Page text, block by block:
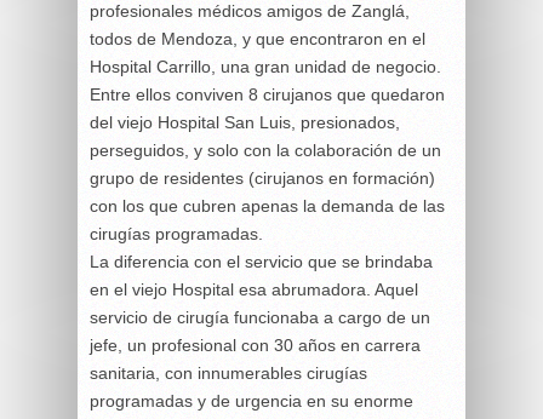
profesionales médicos amigos de Zanglá,
todos de Mendoza, y que encontraron en el
Hospital Carrillo, una gran unidad de negocio.
Entre ellos conviven 8 cirujanos que quedaron
del viejo Hospital San Luis, presionados,
perseguidos, y solo con la colaboración de un
grupo de residentes (cirujanos en formación)
con los que cubren apenas la demanda de las
cirugías programadas.
La diferencia con el servicio que se brindaba
en el viejo Hospital esa abrumadora. Aquel
servicio de cirugía funcionaba a cargo de un
jefe, un profesional con 30 años en carrera
sanitaria, con innumerables cirugías
programadas y de urgencia en su enorme